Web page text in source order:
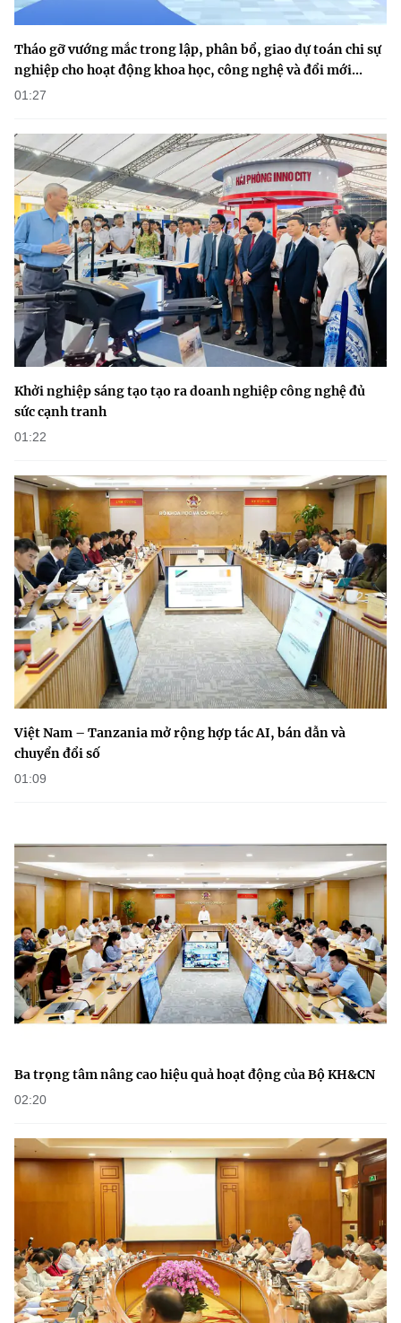
(Ghi rõ nguồn "https://mst.gov.vn" khi phát hành lại thông tin từ
website này)
Tháo gỡ vướng mắc trong lập, phân bổ, giao dự toán chi sự
nghiệp cho hoạt động khoa học, công nghệ và đổi mới...
01:27
Khởi nghiệp sáng tạo tạo ra doanh nghiệp công nghệ đủ
sức cạnh tranh
01:22
Việt Nam – Tanzania mở rộng hợp tác AI, bán dẫn và
chuyển đổi số
01:09
Ba trọng tâm nâng cao hiệu quả hoạt động của Bộ KH&CN
02:20